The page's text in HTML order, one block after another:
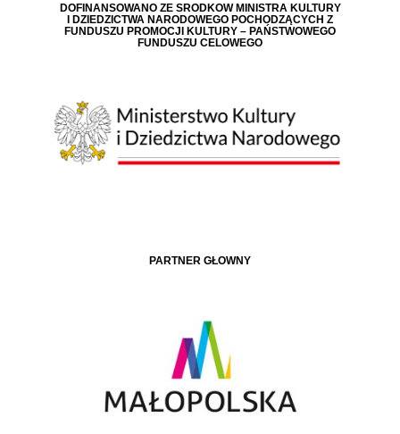
DOFINANSOWANO ZE ŚRODKÓW MINISTRA KULTURY
I DZIEDZICTWA NARODOWEGO POCHODZĄCYCH Z
FUNDUSZU PROMOCJI KULTURY – PAŃSTWOWEGO
FUNDUSZU CELOWEGO
PARTNER GŁÓWNY